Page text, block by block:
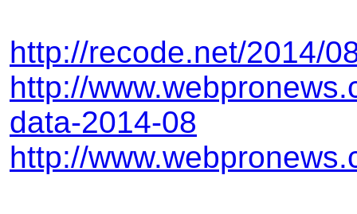
http://recode.net/2014/
http://
data-2014-08
http://